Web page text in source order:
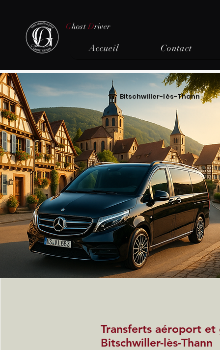
Ghost Driver
Accueil Contact
Bitschwiller-lès-Thann
Transferts aéroport et
Bitschwiller-lès-Thann